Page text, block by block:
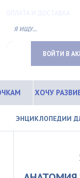
ОПЛАТА И ДОСТАВКА
ВОЙТИ В
ХОЧУ
ЭНЦИКЛОПЕДИИ